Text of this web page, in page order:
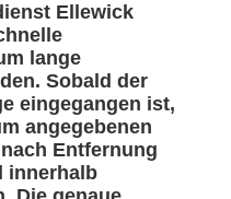
Ellewick
lange
Sobald der
eingegangen ist,
angegebenen
Entfernung
innerhalb